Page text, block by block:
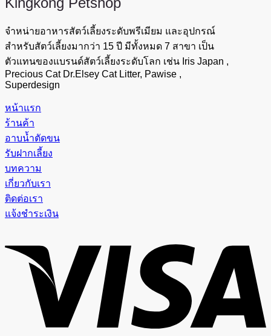
จำหน่ายอาหารสัตว์เลี้ยงระดับพรีเมียม และอุปกรณ์
สำหรับสัตว์เลี้ยงมากว่า 15 ปี มีทั้งหมด 7 สาขา เป็น
ตัวแทนของแบรนด์สัตว์เลี้ยงระดับโลก เช่น Iris Japan ,
Precious Cat Dr.Elsey Cat Litter, Pawise ,
Superdesign
หน้าแรก
ร้านค้า
อาบน้ำตัดขน
รับฝากเลี้ยง
บทความ
เกี่ยวกับเรา
ติดต่อเรา
แจ้งชำระเงิน